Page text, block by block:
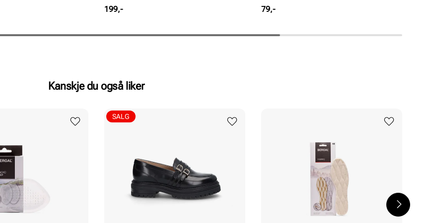
Pris
199,- Pris
79,-
Kanskje du også liker
SALG